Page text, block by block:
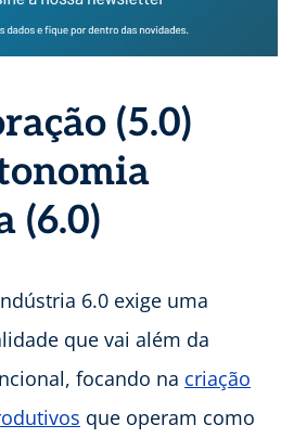
(5.0)
(6.0)
6.0 exige uma
que vai além da
focando na criação
que operam como